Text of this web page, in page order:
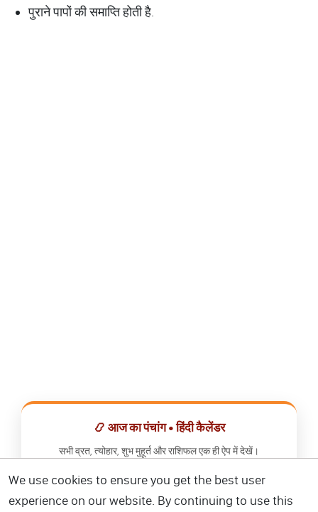
पुराने पापों की समाप्ति होती है.
📿 आज का पंचांग • हिंदी कैलेंडर
सभी व्रत, त्योहार, शुभ मुहूर्त और राशिफल एक ही ऐप में देखें।
📅 हिंदी कैलेंडर ऐप डाउनलोड करें
We use cookies to ensure you get the best user
experience on our website. By continuing to use this